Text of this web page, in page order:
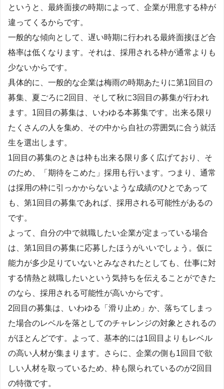
というと、最終面接の時期によって、企業が用意する枠が
違ってくるからです。
一般的な傾向として、遅い時期に行われる最終面接ほど合
格率は低くなります。それは、採用される枠が通常よりも
少ないからです。
具体的に、一般的な企業は梅雨の時期あたりに第1回目の
募集、夏ごろに2回目、そして秋に3回目の募集が行われ
ます。1回目の募集は、いわゆる本募集です。出来る限り
たくさんの人を集め、その中から自社の雰囲気に合う就活
生を選出します。
1回目の募集のときは枠も出来る限り多く広げており、そ
のため、「期待をこめた」採用も行います。つまり、通常
は採用の枠に引っかからないような成績のひとであって
も、第1回目の募集であれば、採用される可能性があるの
です。
よって、自分の中で就職したい企業が定まっている場合
は、第1回目の募集に応募したほうがいいでしょう。仮に
能力が多少足りていないとみなされたとしても、仕事に対
する情熱と就職したいという気持ちを伝えることができた
のなら、採用される可能性が高いからです。
2回目の募集は、いわゆる「滑り止め」か、落ちてしまっ
た場合のレベルを落としてのチャレンジの対象とされるの
がほとんどです。よって、基本的には1回目よりもレベル
の高い人材が集まります。さらに、企業の側も1回目で欲
しい人材を取っているため、枠も限られているのが2回目
の特徴です。